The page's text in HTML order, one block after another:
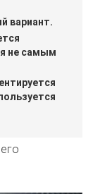
вариант.
не самым